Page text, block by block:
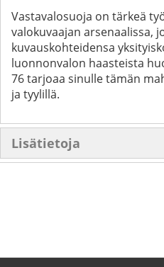
Vastavalosuoja on tärkeä
valokuvaajan arsenaalissa,
kuvauskohteidensa
luonnonvalon haasteista
76 tarjoaa sinulle tämän
ja tyylillä.
Lisätietoja